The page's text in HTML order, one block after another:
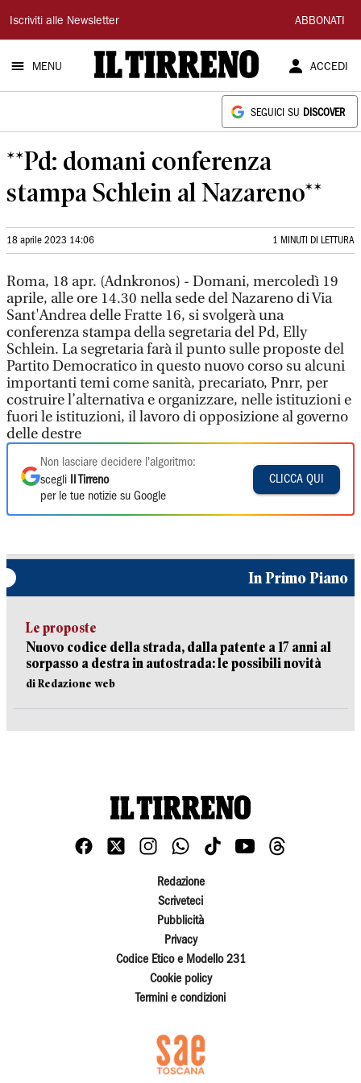
Il
Tirreno
Iscriviti alle Newsletter ABBONATI
MENU ACCEDI
SEGUICI SU DISCOVER
**Pd: domani conferenza
stampa Schlein al Nazareno**
18 aprile 2023 14:06 1 MINUTI DI LETTURA
Roma, 18 apr. (Adnkronos) - Domani, mercoledì 19
aprile, alle ore 14.30 nella sede del Nazareno di Via
Sant'Andrea delle Fratte 16, si svolgerà una
conferenza stampa della segretaria del Pd, Elly
Schlein. La segretaria farà il punto sulle proposte del
Partito Democratico in questo nuovo corso su alcuni
importanti temi come sanità, precariato, Pnrr, per
costruire l’alternativa e organizzare, nelle istituzioni e
fuori le istituzioni, il lavoro di opposizione al governo
delle destre
Non lasciare decidere l'algoritmo:
scegli
Il Tirreno
per le tue notizie su Google
CLICCA QUI
In Primo Piano
Le proposte
Nuovo codice della strada, dalla patente a 17 anni al
sorpasso a destra in autostrada: le possibili novità
di Redazione web
Redazione
Scriveteci
Pubblicità
Privacy
Codice Etico e Modello 231
Cookie policy
Termini e condizioni